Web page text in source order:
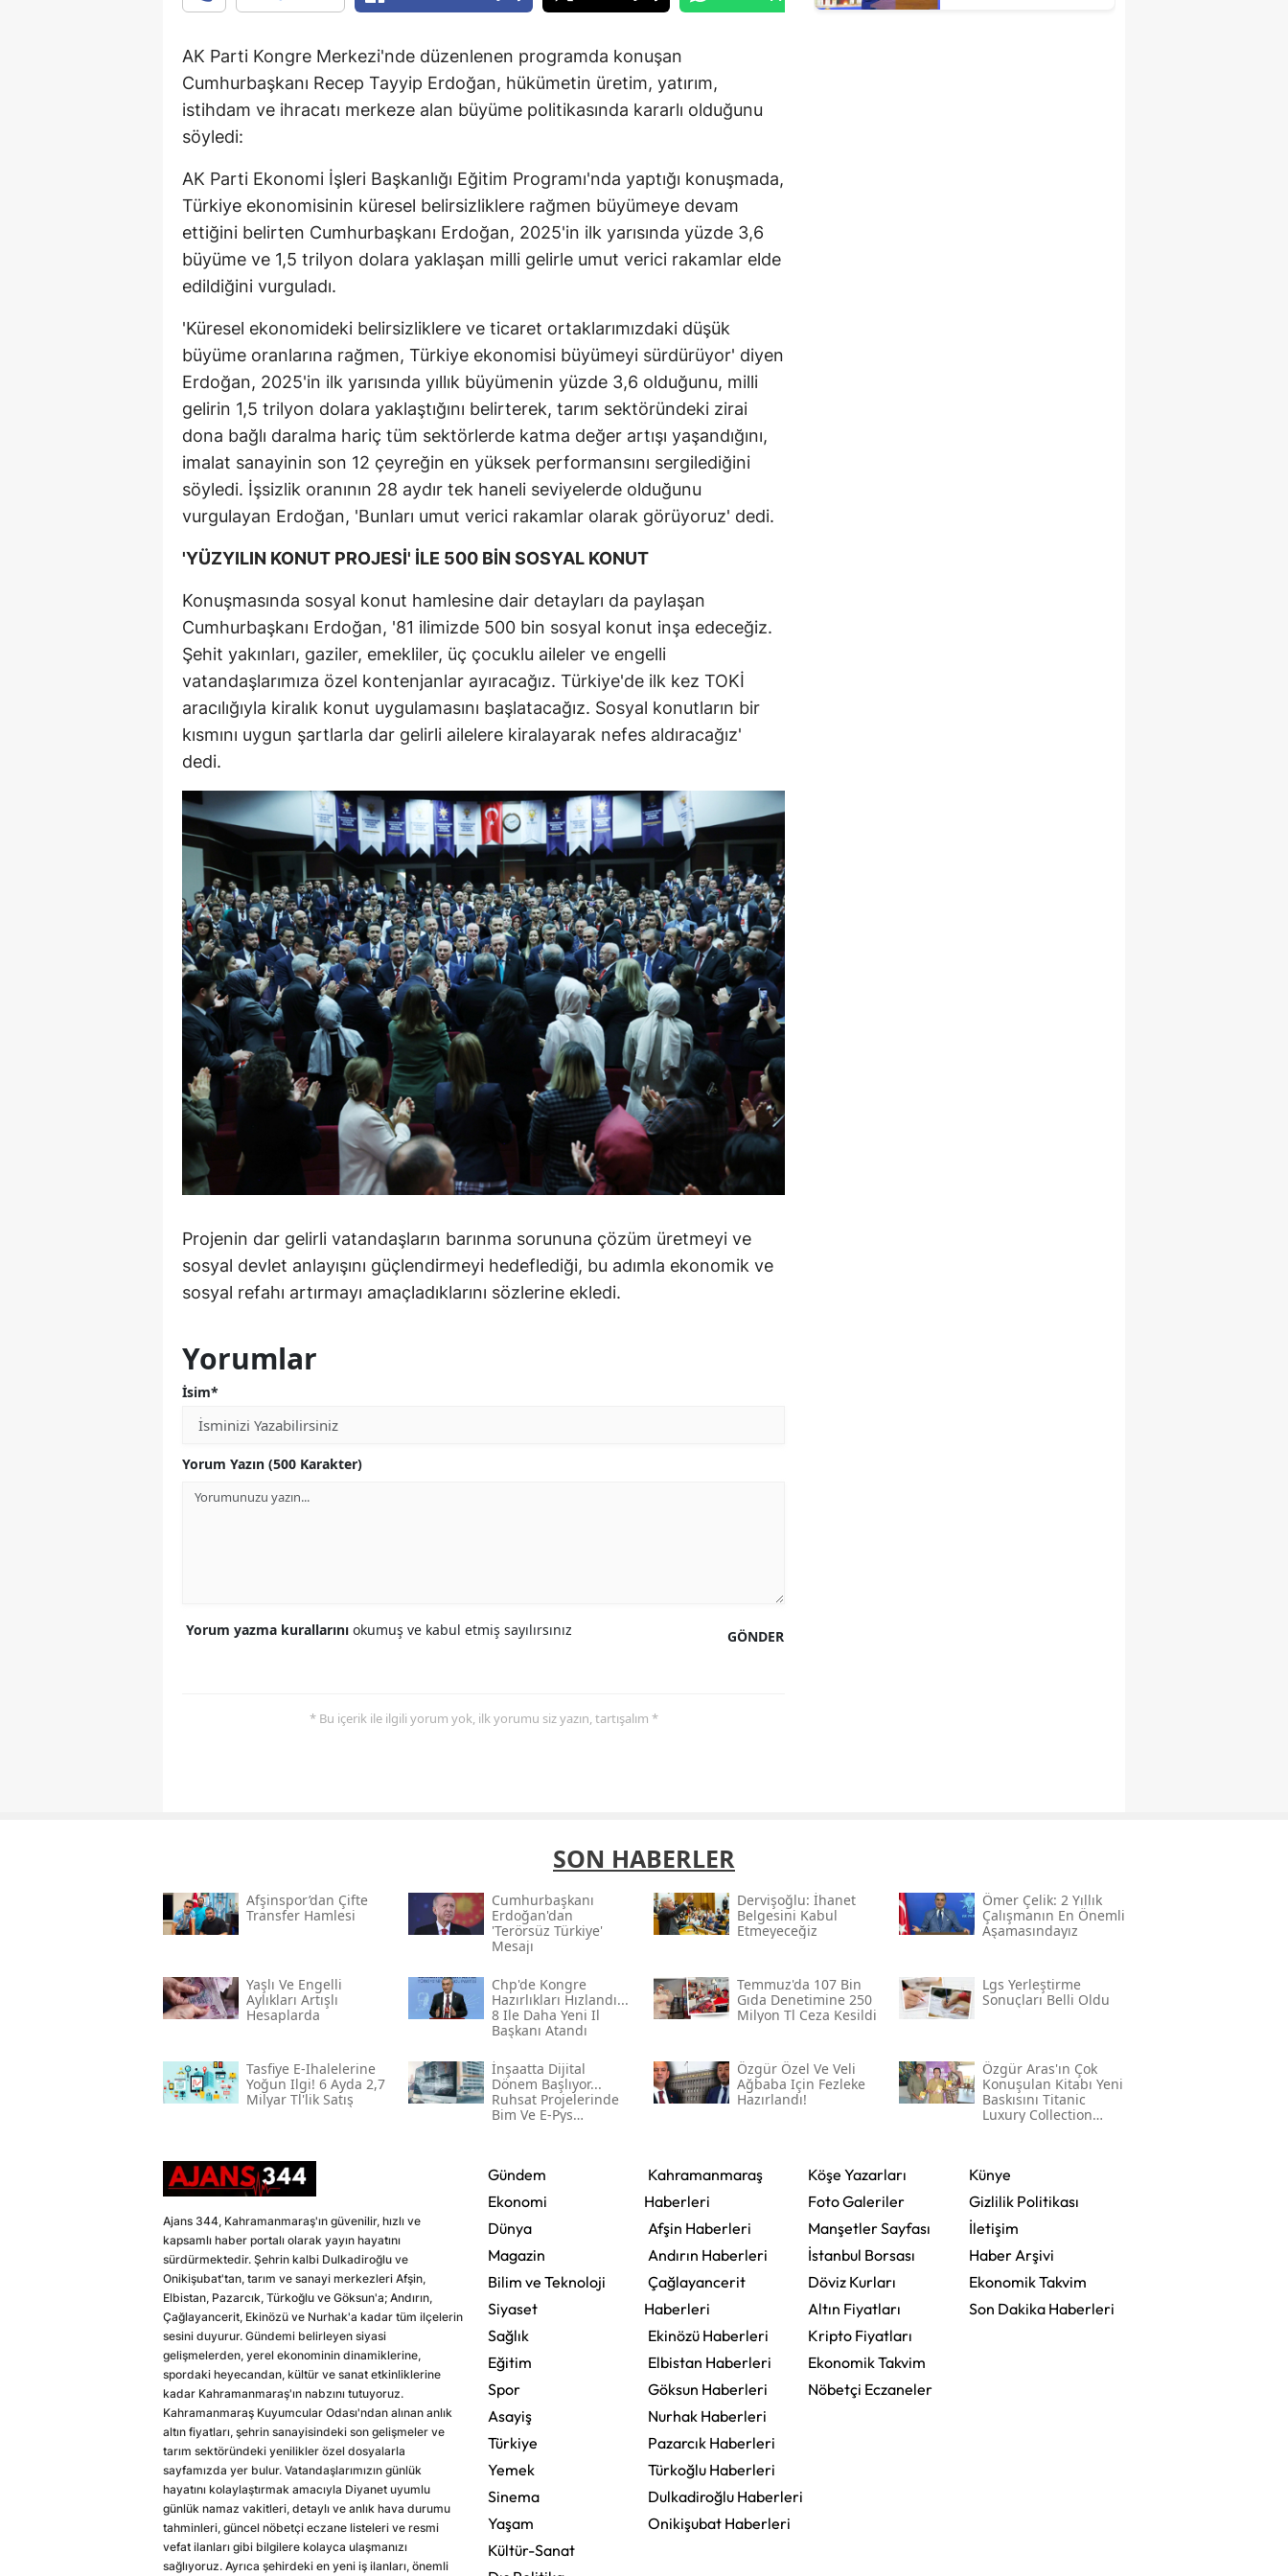
AK Parti Kongre Merkezi'nde düzenlenen programda konuşan
Cumhurbaşkanı Recep Tayyip Erdoğan, hükümetin üretim, yatırım,
istihdam ve ihracatı merkeze alan büyüme politikasında kararlı olduğunu
söyledi:
AK Parti Ekonomi İşleri Başkanlığı Eğitim Programı'nda yaptığı konuşmada,
Türkiye ekonomisinin küresel belirsizliklere rağmen büyümeye devam
ettiğini belirten Cumhurbaşkanı Erdoğan, 2025'in ilk yarısında yüzde 3,6
büyüme ve 1,5 trilyon dolara yaklaşan milli gelirle umut verici rakamlar elde
edildiğini vurguladı.
'Küresel ekonomideki belirsizliklere ve ticaret ortaklarımızdaki düşük
büyüme oranlarına rağmen, Türkiye ekonomisi büyümeyi sürdürüyor' diyen
Erdoğan, 2025'in ilk yarısında yıllık büyümenin yüzde 3,6 olduğunu, milli
gelirin 1,5 trilyon dolara yaklaştığını belirterek, tarım sektöründeki zirai
dona bağlı daralma hariç tüm sektörlerde katma değer artışı yaşandığını,
imalat sanayinin son 12 çeyreğin en yüksek performansını sergilediğini
söyledi. İşsizlik oranının 28 aydır tek haneli seviyelerde olduğunu
vurgulayan Erdoğan, 'Bunları umut verici rakamlar olarak görüyoruz' dedi.
'YÜZYILIN KONUT PROJESİ' İLE 500 BİN SOSYAL KONUT
Konuşmasında sosyal konut hamlesine dair detayları da paylaşan
Cumhurbaşkanı Erdoğan, '81 ilimizde 500 bin sosyal konut inşa edeceğiz.
Şehit yakınları, gaziler, emekliler, üç çocuklu aileler ve engelli
vatandaşlarımıza özel kontenjanlar ayıracağız. Türkiye'de ilk kez TOKİ
aracılığıyla kiralık konut uygulamasını başlatacağız. Sosyal konutların bir
kısmını uygun şartlarla dar gelirli ailelere kiralayarak nefes aldıracağız'
dedi.
Projenin dar gelirli vatandaşların barınma sorununa çözüm üretmeyi ve
sosyal devlet anlayışını güçlendirmeyi hedeflediği, bu adımla ekonomik ve
sosyal refahı artırmayı amaçladıklarını sözlerine ekledi.
Yorumlar
İsim*
Yorum Yazın (500 Karakter)
GÖNDER
Yorum yazma kurallarını okumuş ve kabul etmiş sayılırsınız
* Bu içerik ile ilgili yorum yok, ilk yorumu siz yazın, tartışalım *
SON HABERLER
Afşinspor’dan Çifte
Transfer Hamlesi
Cumhurbaşkanı
Erdoğan'dan
'terörsüz Türkiye'
Mesajı
Dervişoğlu: İhanet
Belgesini Kabul
Etmeyeceğiz
Ömer Çelik: 2 Yıllık
Çalışmanın En Önemli
Aşamasındayız
Yaşlı Ve Engelli
Aylıkları Artışlı
Hesaplarda
Chp'de Kongre
Hazırlıkları Hızlandı...
8 Ile Daha Yeni Il
Başkanı Atandı
Temmuz'da 107 Bin
Gıda Denetimine 250
Milyon Tl Ceza Kesildi
Lgs Yerleştirme
Sonuçları Belli Oldu
Tasfiye E-Ihalelerine
Yoğun Ilgi! 6 Ayda 2,7
Milyar Tl'lik Satış
İnşaatta Dijital
Dönem Başlıyor...
Ruhsat Projelerinde
Bim Ve E-Pys
Özgür Özel Ve Veli
Ağbaba Için Fezleke
Hazırlandı!
Özgür Aras'ın Çok
Konuşulan Kitabı Yeni
Baskısını Titanic
Luxury Collection
Ajans 344, Kahramanmaraş'ın güvenilir, hızlı ve
kapsamlı haber portalı olarak yayın hayatını
sürdürmektedir. Şehrin kalbi Dulkadiroğlu ve
Onikişubat'tan, tarım ve sanayi merkezleri Afşin,
Elbistan, Pazarcık, Türkoğlu ve Göksun'a; Andırın,
Çağlayancerit, Ekinözü ve Nurhak'a kadar tüm ilçelerin
sesini duyurur. Gündemi belirleyen siyasi
gelişmelerden, yerel ekonominin dinamiklerine,
spordaki heyecandan, kültür ve sanat etkinliklerine
kadar Kahramanmaraş'ın nabzını tutuyoruz.
Kahramanmaraş Kuyumcular Odası'ndan alınan anlık
altın fiyatları, şehrin sanayisindeki son gelişmeler ve
tarım sektöründeki yenilikler özel dosyalarla
sayfamızda yer bulur. Vatandaşlarımızın günlük
hayatını kolaylaştırmak amacıyla Diyanet uyumlu
günlük namaz vakitleri, detaylı ve anlık hava durumu
tahminleri, güncel nöbetçi eczane listeleri ve resmi
vefat ilanları gibi bilgilere kolayca ulaşmanızı
sağlıyoruz. Ayrıca şehirdeki en yeni iş ilanları, önemli
Gündem
Ekonomi
Dünya
Magazin
Bilim ve Teknoloji
Siyaset
Sağlık
Eğitim
Spor
Asayiş
Türkiye
Yemek
Sinema
Yaşam
Kültür-Sanat
Kahramanmaraş
Haberleri
Afşin Haberleri
Andırın Haberleri
Çağlayancerit
Haberleri
Ekinözü Haberleri
Elbistan Haberleri
Göksun Haberleri
Nurhak Haberleri
Pazarcık Haberleri
Türkoğlu Haberleri
Dulkadiroğlu Haberleri
Onikişubat Haberleri
Köşe Yazarları
Foto Galeriler
Manşetler Sayfası
İstanbul Borsası
Döviz Kurları
Altın Fiyatları
Kripto Fiyatları
Ekonomik Takvim
Nöbetçi Eczaneler
Künye
Gizlilik Politikası
İletişim
Haber Arşivi
Ekonomik Takvim
Son Dakika Haberleri